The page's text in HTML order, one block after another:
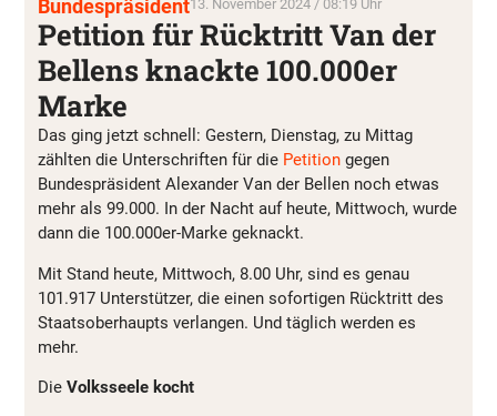
Bundespräsident13. November 2024 / 08:19 Uhr
Petition für Rücktritt Van der
Bellens knackte 100.000er
Marke
Das ging jetzt schnell: Gestern, Dienstag, zu Mittag
zählten die Unterschriften für die Petition gegen
Bundespräsident Alexander Van der Bellen noch etwas
mehr als 99.000. In der Nacht auf heute, Mittwoch, wurde
dann die 100.000er-Marke geknackt.
Mit Stand heute, Mittwoch, 8.00 Uhr, sind es genau
101.917 Unterstützer, die einen sofortigen Rücktritt des
Staatsoberhaupts verlangen. Und täglich werden es
mehr.
Die Volksseele kocht